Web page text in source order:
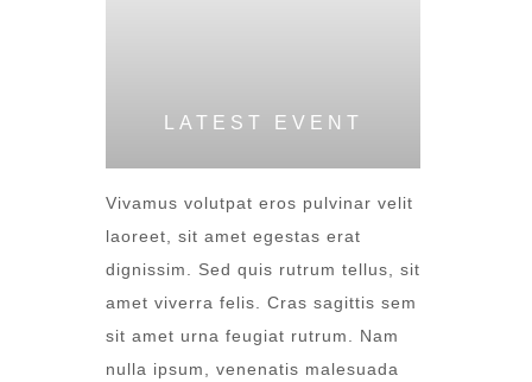
LATEST EVENT
Vivamus volutpat eros pulvinar velit
laoreet, sit amet egestas erat
dignissim. Sed quis rutrum tellus, sit
amet viverra felis. Cras sagittis sem
sit amet urna feugiat rutrum. Nam
nulla ipsum, venenatis malesuada